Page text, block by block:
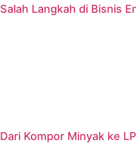
Langkah di Bisnis
Kompor Minyak ke